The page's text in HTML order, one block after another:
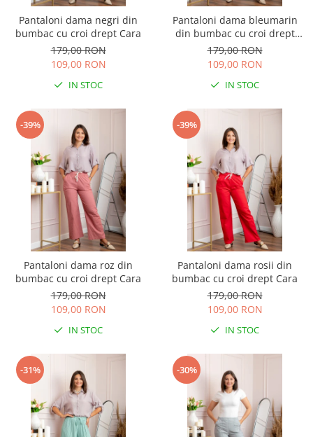
Pantaloni dama negri din
bumbac cu croi drept Cara
179,00 RON
109,00 RON
IN STOC
Pantaloni dama bleumarin
din bumbac cu croi drept
Cara
179,00 RON
109,00 RON
IN STOC
-39%
Pantaloni dama roz din
bumbac cu croi drept Cara
179,00 RON
109,00 RON
IN STOC
-39%
Pantaloni dama rosii din
bumbac cu croi drept Cara
179,00 RON
109,00 RON
IN STOC
-31% -30%